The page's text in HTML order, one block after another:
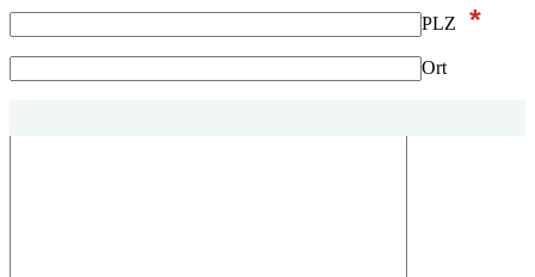
PLZ *
Ort